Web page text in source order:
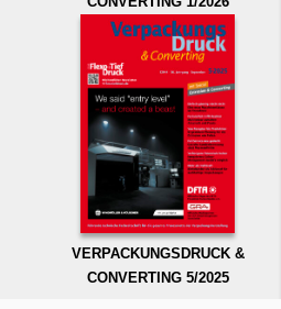
VERPACKUNGSDRUCK &
CONVERTING 5/2025